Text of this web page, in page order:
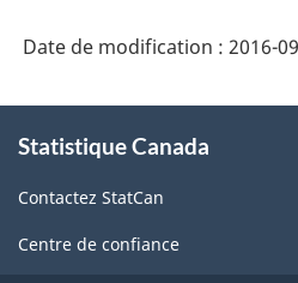
1.1
-
Fabrication
et
forestière
Date de modification : 2016-
propos
ce
site
Statistique Canada
Contactez StatCan
Centre de confiance